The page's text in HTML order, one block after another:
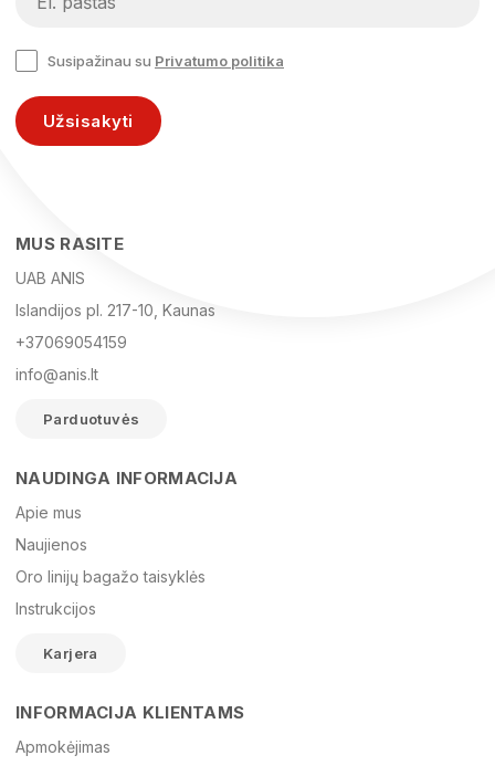
El. paštas
Žinutė
Susipažinau su Privatumo politika
Užsisakyti
MUS RASITE
UAB ANIS
Islandijos pl. 217-10, Kaunas
+37069054159
info@anis.lt
Parduotuvės
NAUDINGA INFORMACIJA
Apie mus
Naujienos
Oro linijų bagažo taisyklės
Instrukcijos
Karjera
INFORMACIJA KLIENTAMS
Apmokėjimas